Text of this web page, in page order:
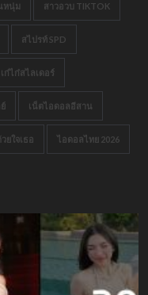
หนุ่ม สาวอวบ TIKTOK
สไปรท์ SPD
เก๋ไก๋สไลเดอร์
เน็ตไอดอลอีสาน
ยใจเธอ ไอดอลไทย 2026